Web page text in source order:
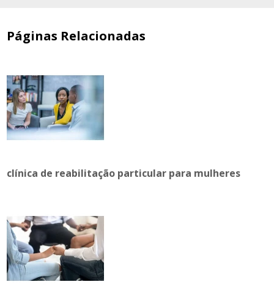
Páginas Relacionadas
clínica de reabilitação particular para mulheres